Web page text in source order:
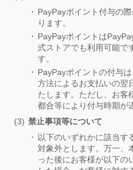
PayPayポイント付与の
ります。
PayPayポイントは
式ストアでも利用可能で
す。
PayPayポイントの付与
方法によるお支払いの翌
たします。ただし、お客
都合等により付与時期が
禁止事項等について
以下のいずれかに該当す
対象外とします。万一、
った後にお客様が以下の